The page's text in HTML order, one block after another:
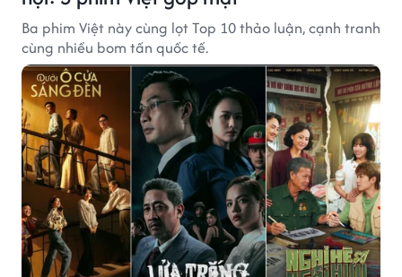
Ba phim Việt này cùng lọt Top 10 thảo luận, cạnh tranh
cùng nhiều bom tấn quốc tế.